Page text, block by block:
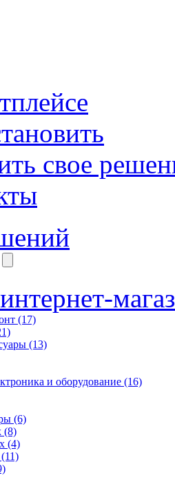
свое
(17)
(13)
и оборудование (16)
(6)
(8)
(4)
(11)